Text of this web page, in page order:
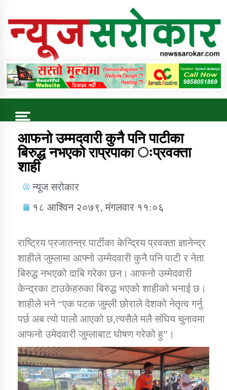
Online News Portal
Trending Now
डिभिजन कार्यालय जुम्लाको सुचना सन्देश
कर्णाली प्रविधि शिक्षालय जुम्लाको सुचना
सामाजिक बिकास कार्यालय जुम्लाकाे सुचना
आफनो उम्मदवारी कुनै पनि पाटीका
बिरुद्ध नभएको राप्रपाका ःप्रवक्ता
शाही
न्यूज सरोकार
१८ आश्विन २०७९, मंगलवार ११:०६
राष्ट्रिय प्रजातन्त्र पार्टीका केन्द्रिय प्रवक्ता ज्ञानेन्द्र
शाहीले जुम्लामा आफ्नो उम्मेदवारी कुनै पनि पाटी र नेता
बिरुद्ध नभएको दाबि गरेका छन। आफनो उम्मेदवारी
केन्द्रका टाउकेहरुका बिरुद्ध भएको शाहीको भनाई छ।
शाहीले भने “एक पटक जुम्ली छोराले देशको नेतृत्व गर्नु
पर्छ अब त्यो पालोे आएको छ,त्यसैले मलै संघिय चुनावमा
आफनो उमेदवारी जुम्लाबाट घोषण गरेको हु”।